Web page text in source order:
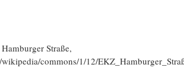
Straße,
commons/1/12/